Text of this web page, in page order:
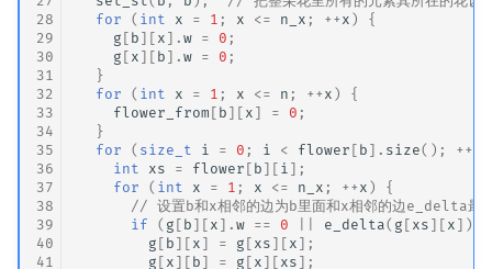
28
29
30
31
32
33
34
35
36
37
38
39
40
41
for
( int x = 1 ; x <= n_x ; ++ x )
{
g [ b ][ x ].w = 0 ;
g [ x ][ b ].w = 0 ;
}
for
( int x = 1 ; x <= n ; ++ x )
{
flower_from [ b ][ x ] = 0 ;
}
for
( size_t i = 0 ; i < flower [ b ]. size(); ++
int
xs = flower [ b ][ i ];
for
( int x = 1 ; x <= n_x ; ++ x )
{
// 设置b和x相邻的边为b里面和x相邻的边e_delta最
if
( g [ b ][ x ].w == 0 e_delta( g [ xs ][ x ])
g [ b ][ x ] = g [ xs ][ x ];
g [ x ][ b ] = g [ x ][ xs ];